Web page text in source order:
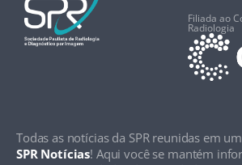
Filiada ao
Radiologia
Todas as notícias da SPR reunidas em
SPR Notícias! Aqui você se mantém